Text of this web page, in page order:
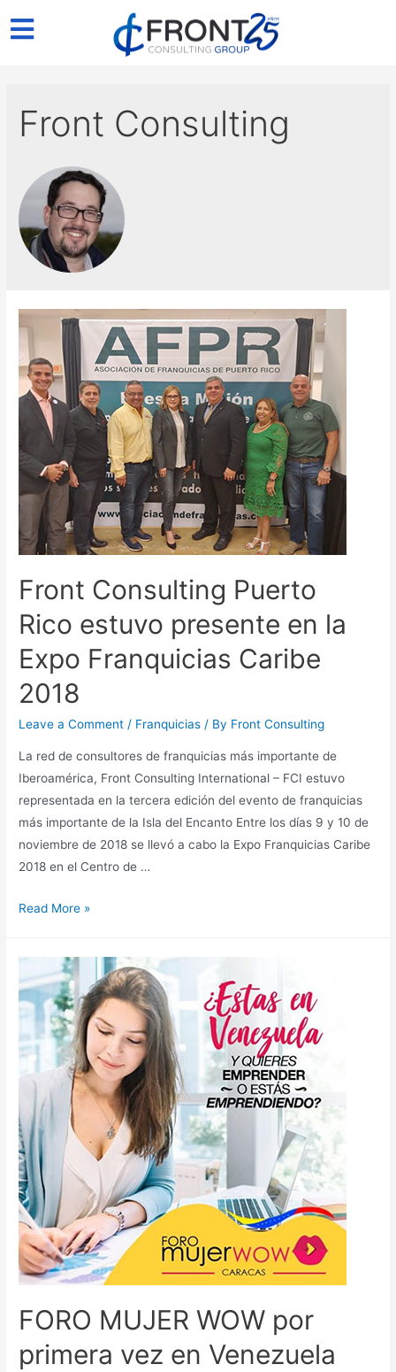
Front Consulting
Front Consulting Puerto
Rico estuvo presente en la
Expo Franquicias Caribe
2018
Leave a Comment / Franquicias / By Front Consulting
La red de consultores de franquicias más importante de
Iberoamérica, Front Consulting International – FCI estuvo
representada en la tercera edición del evento de franquicias
más importante de la Isla del Encanto Entre los días 9 y 10 de
noviembre de 2018 se llevó a cabo la Expo Franquicias Caribe
2018 en el Centro de …
Read More »
FORO MUJER WOW por
primera vez en Venezuela